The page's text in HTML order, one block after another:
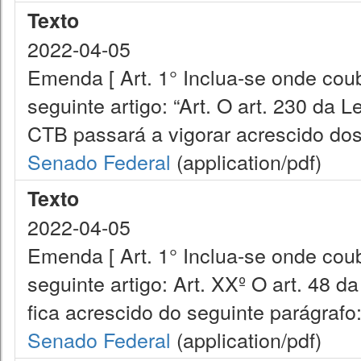
Texto
2022-04-05
Emenda [ Art. 1° Inclua-se onde
seguinte artigo: “Art. O art. 230 da
CTB passará a vigorar acrescido
Senado Federal (application/pdf)
Texto
2022-04-05
Emenda [ Art. 1° Inclua-se onde
seguinte artigo: Art. XXº O art. 48
fica acrescido do seguinte
Senado Federal (application/pdf)